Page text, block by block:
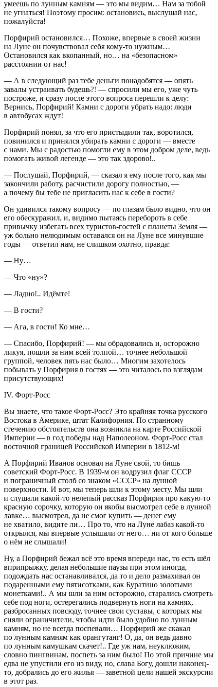
умеешь по лунным камням — это мы видим… Нам за тобой
не угнаться! Поэтому просим: остановись, выслушай нас,
пожалуйста!
Порфирий остановился… Похоже, впервые в своей жизни
на Луне он почувствовал себя кому-то нужным…
Остановился как вкопанный, но… на «безопасном»
расстоянии от нас!
— А в следующий раз тебе деньги понадобятся — опять
завалы устраивать будешь?! — спросили мы его, уже чуть
построже, и сразу после этого вопроса перешли к делу: —
Вернись, Порфирий! Камни с дороги убрать надо: люди
в автобусах ждут!
Порфирий понял, за что его пристыдили так, воротился,
повинился и принялся убирать камни с дороги — вместе
с нами. Мы с радостью помогли ему в этом добром деле, ведь
помогать живой легенде — это так здорово!..
— Послушай, Порфирий, — сказал я ему после того, как мы
закончили работу, расчистили дорогу полностью, —
а почему бы тебе не пригласить нас к себе в гости?
Он удивился такому вопросу — по глазам было видно, что он
его обескуражил, и, видимо пытаясь перебороть в себе
привычку избегать всех туристов-гостей с планеты Земля —
уж больно нелюдимым оставался он на Луне все минувшие
годы — ответил нам, не слишком охотно, правда:
— Ну…
— Что «ну»?
— Ладно!.. Идёмте!
— В гости?
— Ага, в гости! Ко мне…
— Спасибо, Порфирий! — мы обрадовались и, осторожно
ликуя, пошли за ним всей толпой… точнее небольшой
группой, человек пять нас было… Многим захотелось
побывать у Порфирия в гостях — это читалось по взглядам
присутствующих!
IV. Форт-Росс
Вы знаете, что такое Форт-Росс? Это крайняя точка русского
Востока в Америке, штат Калифорния. По странному
стечению обстоятельств она возникла на карте Российской
Империи — в год победы над Наполеоном. Форт-Росс стал
восточной границей Российской Империи в 1812-м!
А Порфирий Иванов основал на Луне свой, то бишь
советский Форт-Росс. В 1939-м он водрузил флаг СССР
и пограничный столб со знаком «СССР» на лунной
поверхности. И вот, мы теперь шли к этому месту. Мы шли
и слушали какой-то нелепый рассказ Порфирия про какую-то
красную сорочку, которую он якобы высмотрел себе в лунной
лавке… высмотрел, да не смог купить — денег ему
не хватило, видите ли… Про то, что на Луне лабаз какой-то
открылся, мы впервые услышали от него… ни от кого больше
о нём не слышали!
Ну, а Порфирий бежал всё это время впереди нас, то есть шёл
вприпрыжку, делая небольшие паузы при этом иногда,
подождать нас останавливался, да то и дело размахивал он
подаренными ему пятисотками, как Буратино золотыми
монетками!.. А мы шли за ним осторожно, старались смотреть
себе под ноги, остерегались подвернуть ноги на камнях,
разбросанных повсюду, точнее свои суставы, с которых мы
сняли ограничители, чтобы идти было удобно по лунным
камням, но не всегда поспевали… Порфирий же скакал
по лунным камням как орангутанг! О, да, он ведь давно
по лунным камушкам скачет!.. Где уж нам, неуклюжим,
словно пингвинам, поспеть за ним было! По этой причине мы
едва не упустили его из виду, но, слава Богу, дошли наконец-
то, добрались до его жилья — заветной цели нашей экскурсии
в этот раз.